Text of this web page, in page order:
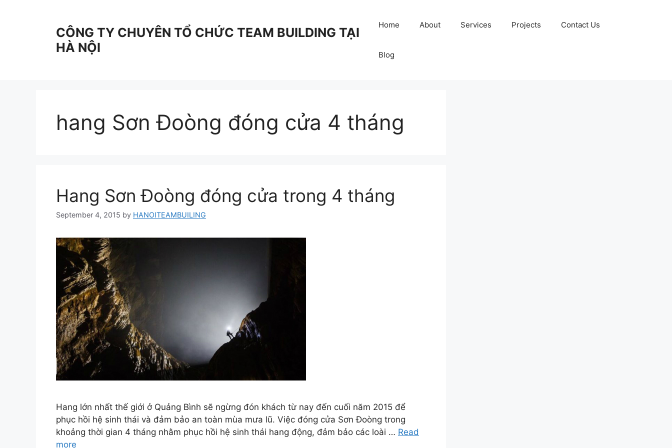
CÔNG TY CHUYÊN TỔ CHỨC TEAM BUILDING TẠI
HÀ NỘI
Home About Services Projects Contact Us
Blog
hang Sơn Đoòng đóng cửa 4 tháng
Hang Sơn Đoòng đóng cửa trong 4 tháng
September 4, 2015 by HANOITEAMBUILING
Hang lớn nhất thế giới ở Quảng Bình sẽ ngừng đón khách từ nay đến cuối năm 2015 để
phục hồi hệ sinh thái và đảm bảo an toàn mùa mưa lũ. Việc đóng cửa Sơn Đoòng trong
khoảng thời gian 4 tháng nhằm phục hồi hệ sinh thái hang động, đảm bảo các loài … Read
more